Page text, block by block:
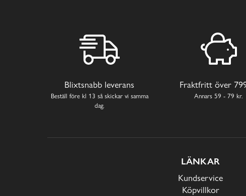
Blixtsnabb leverans
Beställ före kl 13 så skickar vi samma
dag.
Fraktfritt över
Annars 59 - 79 kr.
LÄNKAR
Kundservice
Köpvillkor